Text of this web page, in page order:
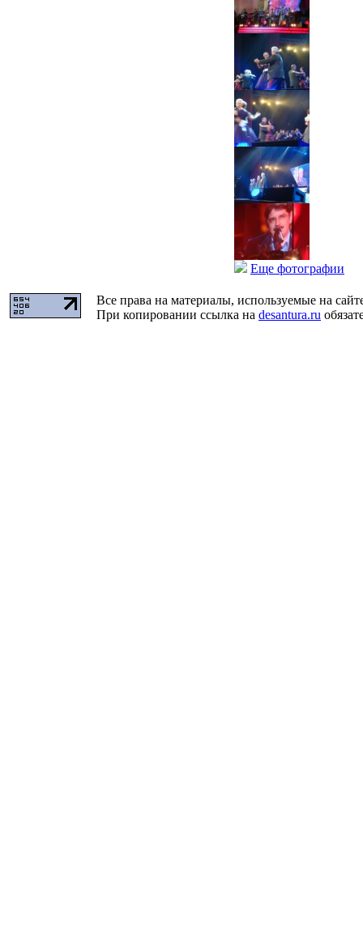
Еще фотографии
Все права на материалы, используемые на
При копировании ссылка на desantura.ru